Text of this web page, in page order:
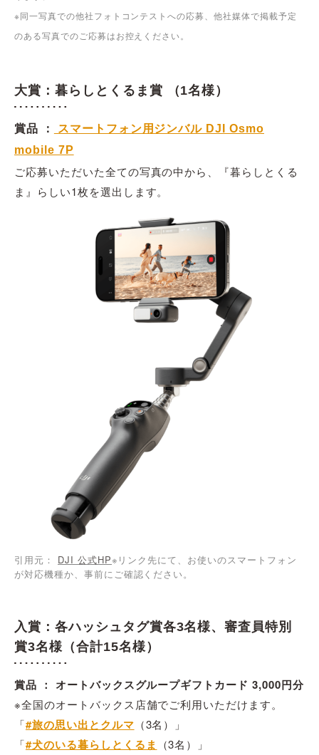
※同一写真での他社フォトコンテストへの応募、他社媒体で掲載予定
のある写真でのご応募はお控えください。
大賞：暮らしとくるま賞 （1名様）
賞品 ：
スマートフォン用ジンバル DJI Osmo
mobile 7P
ご応募いただいた全ての写真の中から、『暮らしとくる
ま』らしい1枚を選出します。
引用元： DJI 公式HP※リンク先にて、お使いのスマートフォン
が対応機種か、事前にご確認ください。
入賞：各ハッシュタグ賞各3名様、審査員特別
賞3名様（合計15名様）
賞品 ： オートバックスグループギフトカード 3,000円分
※全国のオートバックス店舗でご利用いただけます。
「#旅の思い出とクルマ （3名）」
「#犬のいる暮らしとくるま （3名）」